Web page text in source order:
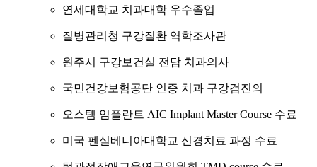
연세대학교 치과대학 우수졸업
질병관리청 구강질환 역학조사관
원주시 구강보건실 전담 치과의사
국민건강보험공단 인증 치과 구강검진의
오스템 임플란트 AIC Implant Master Course 수료
미국 펜실베니아대학교 신경치료 과정 수료